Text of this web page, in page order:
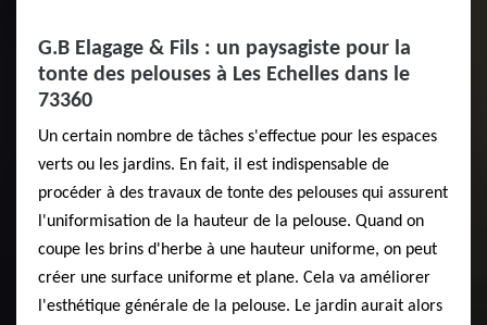
G.B Elagage & Fils : un paysagiste pour la
tonte des pelouses à Les Echelles dans le
73360
Un certain nombre de tâches s'effectue pour les espaces
verts ou les jardins. En fait, il est indispensable de
procéder à des travaux de tonte des pelouses qui assurent
l'uniformisation de la hauteur de la pelouse. Quand on
coupe les brins d'herbe à une hauteur uniforme, on peut
créer une surface uniforme et plane. Cela va améliorer
l'esthétique générale de la pelouse. Le jardin aurait alors